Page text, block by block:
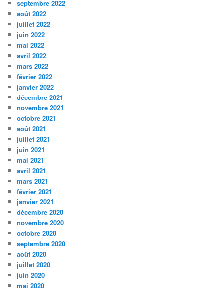
septembre 2022
août 2022
juillet 2022
juin 2022
mai 2022
avril 2022
mars 2022
février 2022
janvier 2022
décembre 2021
novembre 2021
octobre 2021
août 2021
juillet 2021
juin 2021
mai 2021
avril 2021
mars 2021
février 2021
janvier 2021
décembre 2020
novembre 2020
octobre 2020
septembre 2020
août 2020
juillet 2020
juin 2020
mai 2020